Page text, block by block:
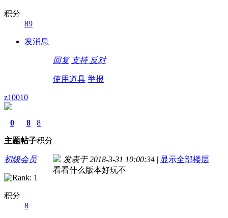
积分
89
发消息
回复 支持 反对
使用道具 举报
z10010
0
主题
8
帖子
8
积分
初级会员
积分
8
发表于 2018-3-31 10:00:34 | 显示全部楼层
看看什么版本好玩不